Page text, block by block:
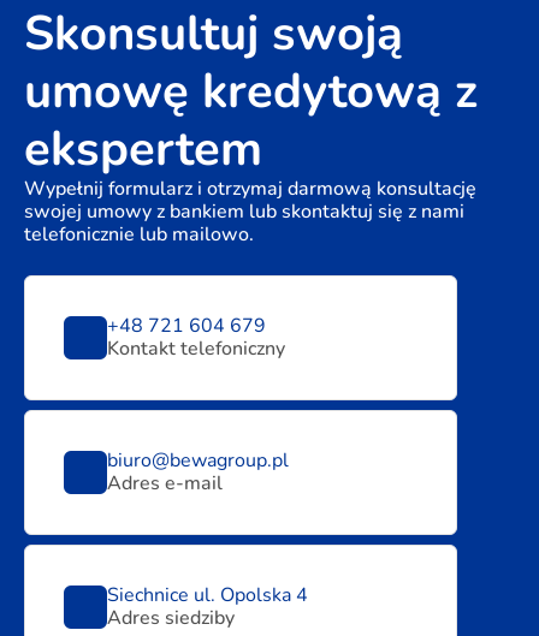
Skonsultuj swoją
umowę kredytową z
ekspertem
Wypełnij formularz i otrzymaj darmową konsultację
swojej umowy z bankiem lub skontaktuj się z nami
telefonicznie lub mailowo.
+48 721 604 679
Kontakt telefoniczny
biuro@bewagroup.pl
Adres e-mail
Siechnice ul. Opolska 4
Adres siedziby